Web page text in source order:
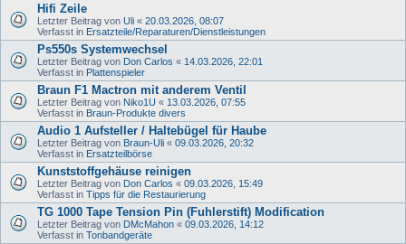
Hifi Zeile
Letzter Beitrag von Uli « 20.03.2026, 08:07
Verfasst in Ersatzteile/Reparaturen/Dienstleistungen
Ps550s Systemwechsel
Letzter Beitrag von Don Carlos « 14.03.2026, 22:01
Verfasst in Plattenspieler
Braun F1 Mactron mit anderem Ventil
Letzter Beitrag von Niko1U « 13.03.2026, 07:55
Verfasst in Braun-Produkte divers
Audio 1 Aufsteller / Haltebügel für Haube
Letzter Beitrag von Braun-Uli « 09.03.2026, 20:32
Verfasst in Ersatzteilbörse
Kunststoffgehäuse reinigen
Letzter Beitrag von Don Carlos « 09.03.2026, 15:49
Verfasst in Tipps für die Restaurierung
TG 1000 Tape Tension Pin (Fuhlerstift) Modification
Letzter Beitrag von DMcMahon « 09.03.2026, 14:12
Verfasst in Tonbandgeräte